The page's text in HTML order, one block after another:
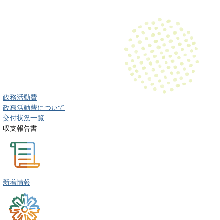
政務活動費
政務活動費について
交付状況一覧
収支報告書
新着情報